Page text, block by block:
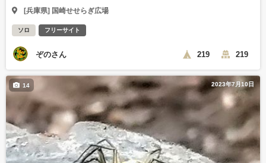
[兵庫県] 国崎せせらぎ広場
ソロ フリーサイト
ぞのさん 219 219
2023年7月10日
14